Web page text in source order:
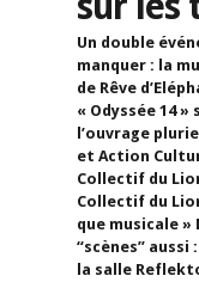
Un double
manquer : la
de Rêve
« Odyssée 14 »
l’ouvrage
et Action
Collectif du
Collectif du
que musicale »
“scènes” aussi
la salle